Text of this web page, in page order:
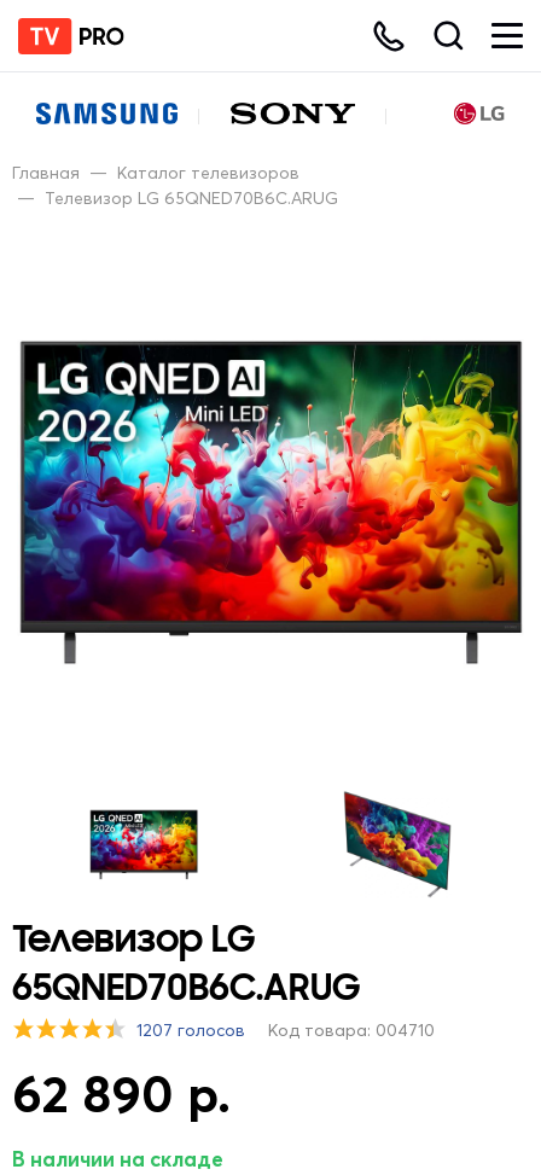
Главная — Каталог телевизоров
— Телевизор LG 65QNED70B6C.ARUG
Телевизор LG
65QNED70B6C.ARUG
1207 голосов Код товара: 004710
62 890 р.
В наличии на складе